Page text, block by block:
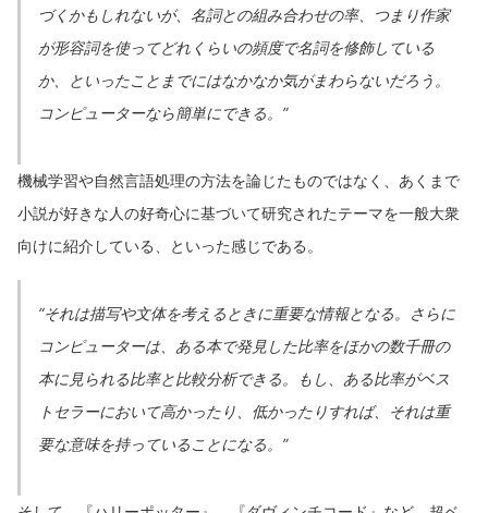
づくかもしれないが、名詞との組み合わせの率、つまり作家
が形容詞を使ってどれくらいの頻度で名詞を修飾している
か、といったことまでにはなかなか気がまわらないだろう。
コンピューターなら簡単にできる。”
機械学習や自然言語処理の方法を論じたものではなく、あくまで
小説が好きな人の好奇心に基づいて研究されたテーマを一般大衆
向けに紹介している、といった感じである。
“それは描写や文体を考えるときに重要な情報となる。さらに
コンピューターは、ある本で発見した比率をほかの数千冊の
本に見られる比率と比較分析できる。もし、ある比率がベス
トセラーにおいて高かったり、低かったりすれば、それは重
要な意味を持っていることになる。”